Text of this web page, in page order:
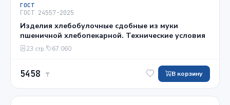
ГОСТ
ГОСТ 24557-2025
Изделия хлебобулочные сдобные из муки
пшеничной хлебопекарной. Технические условия
23 стр. 67.060
5458 ₸ В корзину